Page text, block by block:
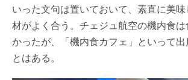
いった文句は置いておいて、素直に美
材がよく合う。チェジュ航空の機内食
かったが、「機内食カフェ」といって出
とはある。